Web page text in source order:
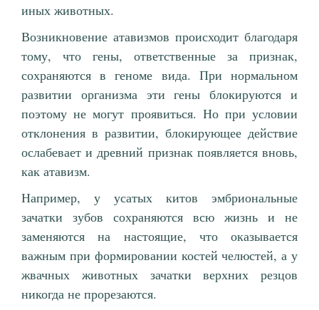
иных животных.
Возникновение атавизмов происходит благодаря
тому, что гены, ответственные за признак,
сохраняются в геноме вида. При нормальном
развитии организма эти гены блокируются и
поэтому не могут проявиться. Но при условии
отклонения в развитии, блокирующее действие
ослабевает и древний признак появляется вновь,
как атавизм.
Например, у усатых китов эмбриональные
зачатки зубов сохраняются всю жизнь и не
заменяются на настоящие, что оказывается
важным при формировании костей челюстей, а у
жвачных животных зачатки верхних резцов
никогда не прорезаются.